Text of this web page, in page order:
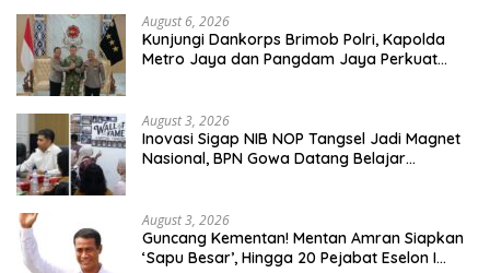
August 6, 2026
Kunjungi Dankorps Brimob Polri, Kapolda
Metro Jaya dan Pangdam Jaya Perkuat
August 3, 2026
Inovasi Sigap NIB NOP Tangsel Jadi Magnet
Nasional, BPN Gowa Datang Belajar
August 3, 2026
Guncang Kementan! Mentan Amran Siapkan
‘Sapu Besar’, Hingga 20 Pejabat Eselon I